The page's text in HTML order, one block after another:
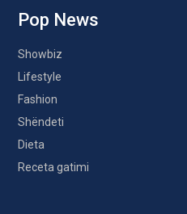
Pop News
Showbiz
Lifestyle
Fashion
Shëndeti
Dieta
Receta gatimi